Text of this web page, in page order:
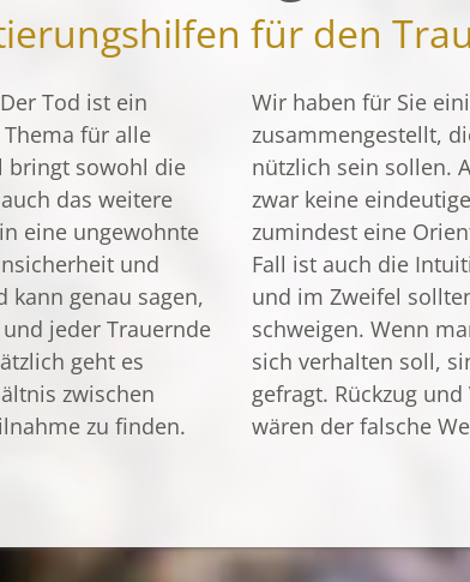
für den
Tod ist ein
für alle
bringt sowohl die
das weitere
eine ungewohnte
und
kann genau sagen,
jeder Trauernde
geht es
zwischen
zu finden.
Wir haben für Sie
zusammengestellt,
nützlich sein sollen.
zwar keine
zumindest eine
Fall ist auch die
und im Zweifel
schweigen. Wenn
sich verhalten soll,
gefragt. Rückzug
wären der falsche